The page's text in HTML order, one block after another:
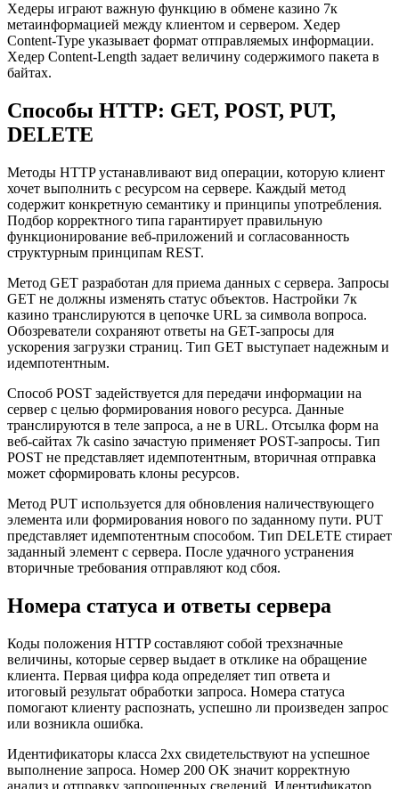
Хедеры играют важную функцию в обмене казино 7к
метаинформацией между клиентом и сервером. Хедер
Content-Type указывает формат отправляемых информации.
Хедер Content-Length задает величину содержимого пакета в
байтах.
Способы HTTP: GET, POST, PUT,
DELETE
Методы HTTP устанавливают вид операции, которую клиент
хочет выполнить с ресурсом на сервере. Каждый метод
содержит конкретную семантику и принципы употребления.
Подбор корректного типа гарантирует правильную
функционирование веб-приложений и согласованность
структурным принципам REST.
Метод GET разработан для приема данных с сервера. Запросы
GET не должны изменять статус объектов. Настройки 7к
казино транслируются в цепочке URL за символа вопроса.
Обозреватели сохраняют ответы на GET-запросы для
ускорения загрузки страниц. Тип GET выступает надежным и
идемпотентным.
Способ POST задействуется для передачи информации на
сервер с целью формирования нового ресурса. Данные
транслируются в теле запроса, а не в URL. Отсылка форм на
веб-сайтах 7k casino зачастую применяет POST-запросы. Тип
POST не представляет идемпотентным, вторичная отправка
может сформировать клоны ресурсов.
Метод PUT используется для обновления наличествующего
элемента или формирования нового по заданному пути. PUT
представляет идемпотентным способом. Тип DELETE стирает
заданный элемент с сервера. После удачного устранения
вторичные требования отправляют код сбоя.
Номера статуса и ответы сервера
Коды положения HTTP составляют собой трехзначные
величины, которые сервер выдает в отклике на обращение
клиента. Первая цифра кода определяет тип ответа и
итоговый результат обработки запроса. Номера статуса
помогают клиенту распознать, успешно ли произведен запрос
или возникла ошибка.
Идентификаторы класса 2xx свидетельствуют на успешное
выполнение запроса. Номер 200 OK значит корректную
анализ и отправку запрошенных сведений. Идентификатор